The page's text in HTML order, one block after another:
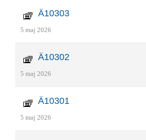
Ä10303
5 maj 2026
Ä10302
5 maj 2026
Ä10301
5 maj 2026